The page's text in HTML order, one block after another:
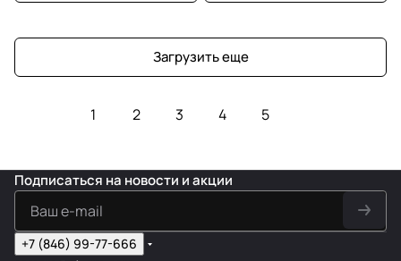
Загрузить еще
1 2 3 4 5
Подписаться на новости и акции
+7 (846) 99-77-666